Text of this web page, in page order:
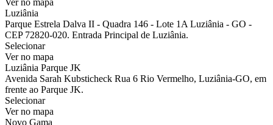
Luziânia
Parque Estrela Dalva II - Quadra 146 - Lote 1A Luziânia - GO -
CEP 72820-020. Entrada Principal de Luziânia.
Selecionar
Ver no mapa
Luziânia Parque JK
Avenida Sarah Kubsticheck Rua 6 Rio Vermelho, Luziânia-GO, em
frente ao Parque JK.
Selecionar
Ver no mapa
Novo Gama